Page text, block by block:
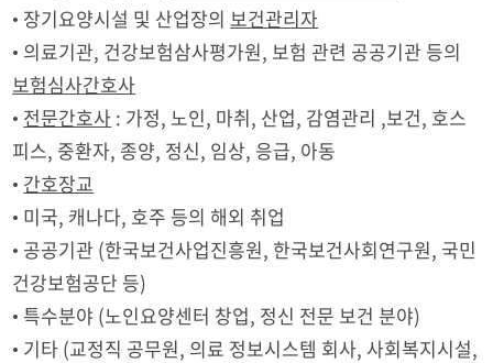
• 장기요양시설 및 산업장의 보건관리자
• 의료기관, 건강보험삼사평가원, 보험 관련 공공기관 등의
보험심사간호사
• 전문간호사 : 가정, 노인, 마취, 산업, 감염관리 ,보건, 호스
피스, 중환자, 종양, 정신, 임상, 응급, 아동
• 간호장교
• 미국, 캐나다, 호주 등의 해외 취업
• 공공기관 (한국보건사업진흥원, 한국보건사회연구원, 국민
건강보험공단 등)
• 특수분야 (노인요양센터 창업, 정신 전문 보건 분야)
• 기타 (교정직 공무원, 의료 정보시스템 회사, 사회복지시설,